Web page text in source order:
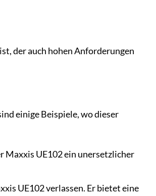
der auch hohen Anforderungen
einige Beispiele, wo dieser
Maxxis UE102 ein unersetzlicher
UE102 verlassen. Er bietet eine